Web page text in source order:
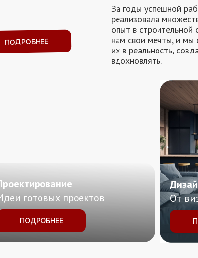
За годы успешной
реализовала
опыт в
нам свои мечты, и мы
их в реальность,
вдохновлять.
ПОДРОБНЕЕ
От
готовых проектов
ПОДРОБНЕЕ